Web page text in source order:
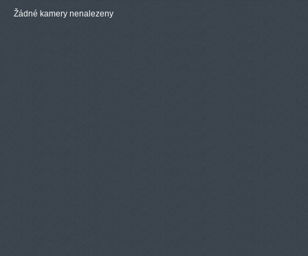
Žádné kamery nenalezeny